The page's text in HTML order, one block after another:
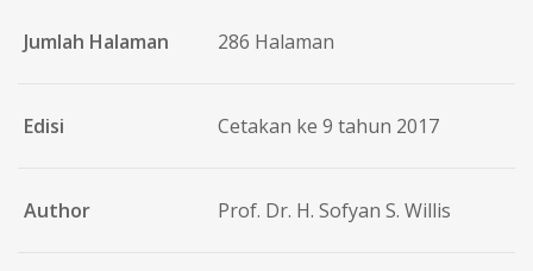
Jumlah Halaman 286 Halaman
Edisi Cetakan ke 9 tahun 2017
Author Prof. Dr. H. Sofyan S. Willis